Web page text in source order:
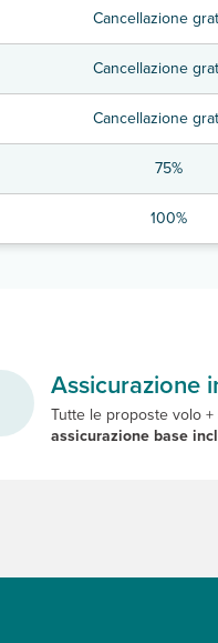
Cancellazione
Cancellazione
Cancellazione
75%
100%
Assicurazione
Tutte le proposte volo
assicurazione base